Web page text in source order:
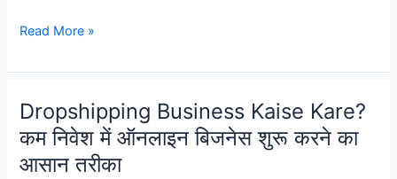
Print
Demand
Kya
Hai?
घर
Read More »
Dropshipping Business Kaise Kare?
कम निवेश में ऑनलाइन बिजनेस शुरू करने का
आसान तरीका